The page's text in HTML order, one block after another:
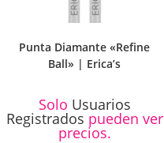
Punta Diamante «Refine
Ball» | Erica’s
Solo Usuarios
Registrados pueden ver
precios.